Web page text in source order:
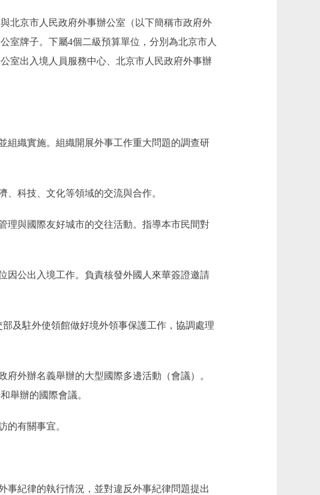
北京市人民政府外事辦公室（以下簡稱市政府外
室牌子。下屬4個二級預算單位，分別為北京市人
室出入境人員服務中心、北京市人民政府外事辦
組織實施。組織開展外事工作重大問題的調查研
科技、文化等領域的交流與合作。
理與國際友好城市的交往活動。指導本市民間對
因公出入境工作。負責核發外國人來華簽證邀請
及駐外使領館做好境外領事保護工作，協調處理
外辦名義舉辦的大型國際多邊活動（會議）。
舉辦的國際會議。
的有關事宜。
事紀律的執行情況，並對違反外事紀律問題提出